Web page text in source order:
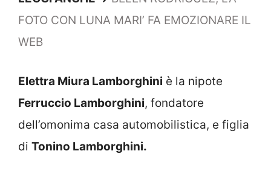
FOTO CON LUNA MARI’ FA EMOZIONARE IL
WEB
Elettra Miura Lamborghini è la nipote
Ferruccio Lamborghini, fondatore
dell’omonima casa automobilistica, e figlia
di Tonino Lamborghini.